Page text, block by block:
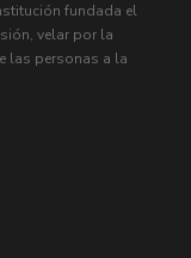
fundada el
velar por la
las personas a la